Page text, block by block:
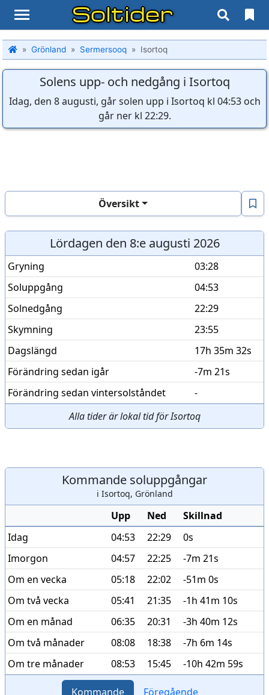
Soltider
Grönland Sermersooq Isortoq
Solens upp- och nedgång i Isortoq
Idag, den 8 augusti, går solen upp i Isortoq kl 04:53 och
går ner kl 22:29.
Översikt
Lördagen den 8:e augusti 2026
Gryning
03:28
Soluppgång
04:53
Solnedgång
22:29
Skymning
23:55
Dagslängd
17h 35m 32s
Förändring sedan igår
-7m 21s
Förändring sedan vintersolståndet
-
Alla tider är lokal tid för Isortoq
Kommande soluppgångar
i Isortoq, Grönland
Upp Ned
Skillnad
Idag
04:53 22:29
0s
Imorgon
04:57 22:25
-7m 21s
Om en vecka
05:18 22:02
-51m 0s
Om två vecka
05:41 21:35
-1h 41m 10s
Om en månad
06:35 20:31
-3h 40m 12s
Om två månader
08:08 18:38
-7h 6m 14s
Om tre månader
08:53 15:45 -10h 42m 59s
Kommande Föregående